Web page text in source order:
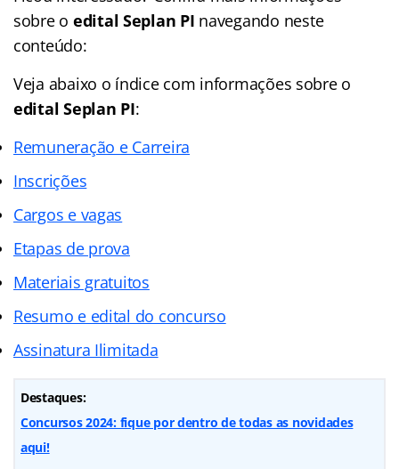
sobre o edital Seplan PI navegando neste
conteúdo:
Veja abaixo o índicecom informações sobre o
edital Seplan PI:
Remuneração e Carreira
Inscrições
Cargos e vagas
Etapas de prova
Materiais gratuitos
Resumo e edital do concurso
Assinatura Ilimitada
Destaques:
Concursos 2024: fique por dentro de todas as novidades
aqui!